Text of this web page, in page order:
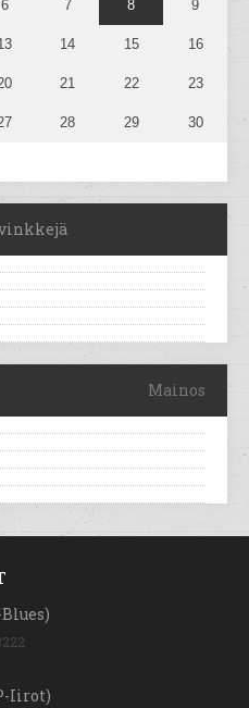
6 7 8 9
14 15 16
21 22 23
28 29 30
Mainos
Iirot)